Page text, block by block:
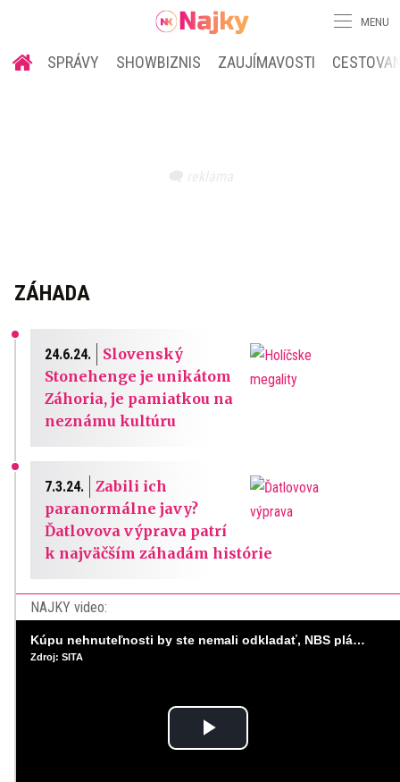
MENU
SPRÁVY SHOWBIZNIS ZAUJÍMAVOSTI
ZÁHADA
24.6.24.
Slovenský
Stonehenge je unikátom
Záhoria, je pamiatkou na
neznámu kultúru
7.3.24.
Zabili ich
paranormálne javy?
Ďatlovova výprava patrí
k najväčším záhadám histórie
NAJKY video:
Play
Kúpu nehnuteľnosti by ste nemali odkladať, NBS plánuje sprísniť pravidlá pri hypotékach
Zdroj: SITA